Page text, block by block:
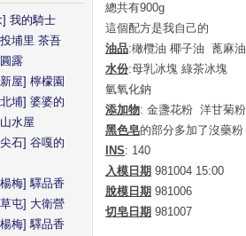
總共有900g
這個配方是我自己的
油品:橄欖油 椰子油 蓖麻
水份:母乳冰塊 綠茶冰塊
氫氧化鈉
添加物: 金盞花粉 洋甘菊
黑色皂的部分多加了沒藥
INS: 140
入模日期 981004 15:00
脫模日期 981006
切皂日期 981007
] 我的騎士
埔里 茶吾
露
屋] 檸檬園
埔] 婆婆的
水屋
石] 谷嘎的
梅] 驛品香
屯] 大衛營
梅] 驛品香